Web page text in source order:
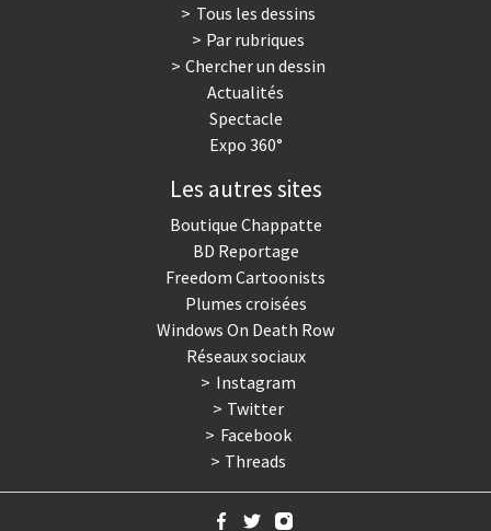
Tous les dessins
Par rubriques
Chercher un dessin
Actualités
Spectacle
Expo 360°
Les autres sites
Boutique Chappatte
BD Reportage
Freedom Cartoonists
Plumes croisées
Windows On Death Row
Réseaux sociaux
Instagram
Twitter
Facebook
Threads